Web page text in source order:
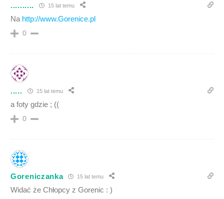
.......... 15 lat temu
Na http://www.Gorenice.pl
0
..... 15 lat temu
a foty gdzie ; ((
0
Goreniczanka 15 lat temu
Widać że Chłopcy z Gorenic : )